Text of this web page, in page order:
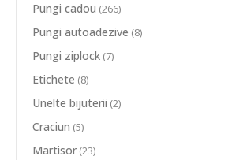
Pungi cadou (266)
Pungi autoadezive (8)
Pungi ziplock (7)
Etichete (8)
Unelte bijuterii (2)
Craciun (5)
Martisor (23)